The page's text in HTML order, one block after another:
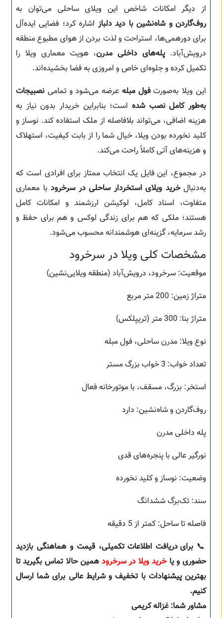
از دیگر امکانات شاخص این ویلای ساحلی می‌توان به
روف‌گاردن و شاه‌نشین با دید دلباز اشاره کرد؛ فضایی ایده‌آل
برای دورهمی‌ها، استراحت و لذت بردن از هوای مطبوع منطقه
درویش‌آباد. پله‌های داخلی مدرن، هویت معماری ویلا را
تکمیل کرده و جلوه‌ای خاص و امروزی به فضا بخشیده‌اند.
این ویلا به‌صورتفول مبله عرضه می‌شود و تمامی نصبیجات
به‌طور کامل نصب شده است؛ بنابراین خریدار بدون نیاز به
هزینه اضافی، می‌تواند بلافاصله از ملک استفاده کند. نوساز و
کلید نخورده بودن ویلا، خیال شما را از بابت کیفیت، استهلاک
و هزینه‌های آتی کاملاً راحت می‌کند.
در مجموع، این فایل یک انتخاب ممتاز برای افرادی است که
به‌دنبالخرید ویلای استخردار ساحلی در سرخرود با معماری
متفاوت، اسناد کامل، لوکیشن ارزشمند و امکانات کامل
هستند؛ ملکی که هم برای زندگی لوکس و هم برای حفظ و
رشد سرمایه، گزینه‌ای هوشمندانه محسوب می‌شود.
مشخصات کلی ویلا در سرخرود
موقعیت: سرخرود، درویش‌آباد (منطقه ویلایی‌نشین)
متراژ زمین: 200 متر مربع
متراژ بنا: 300 متر (تریپلکس)
نوع ویلا: مدرن ساحلی، فول مبله
تعداد خواب: 3 خواب بزرگ مستر
استخر: بزرگ، مسقف، با موتورخانه فعال
روف‌گاردن و شاه‌نشین: دارد
پله داخلی مدرن
نورگیر عالی با پنجره‌های قدی
وضعیت: نوساز و کلید نخورده
سند: تک‌برگ ششدانگ
فاصله تا ساحل: کمتر از 5 دقیقه
📞 برای دریافت اطلاعات تکمیلی، قیمت و هماهنگی بازدید
حضوری و یاخرید ویلا در سرخرود همین حالا تماس بگیرید تا
بهترین پیشنهادات با تخفیف و شرایط عالی برای شما ارسال
کنیم.
مشاور شما: غزاله کریمی